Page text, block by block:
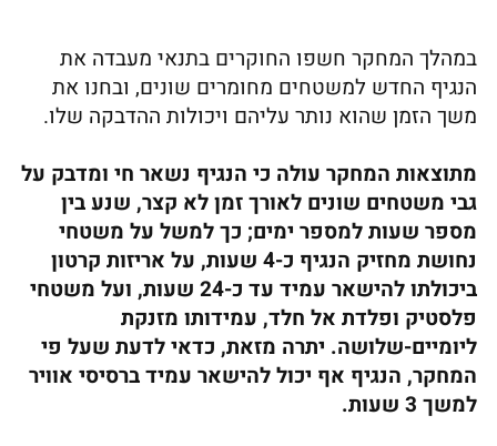
במהלך המחקר חשפו החוקרים בתנאי מעבדה את
הנגיף החדש למשטחים מחומרים שונים, ובחנו את
משך הזמן שהוא נותר עליהם ויכולות ההדבקה שלו.
מתוצאות המחקר עולה כי הנגיף נשאר חי ומדבק על
גבי משטחים שונים לאורך זמן לא קצר, שנע בין
מספר שעות למספר ימים; כך למשל על משטחי
נחושת מחזיק הנגיף כ-4 שעות, על אריזות קרטון
ביכולתו להישאר עמיד עד כ-24 שעות, ועל משטחי
פלסטיק ופלדת אל חלד, עמידותו מזנקת
ליומיים-שלושה. יתרה מזאת, כדאי לדעת שעל פי
המחקר, הנגיף אף יכול להישאר עמיד ברסיסי אוויר
למשך 3 שעות.